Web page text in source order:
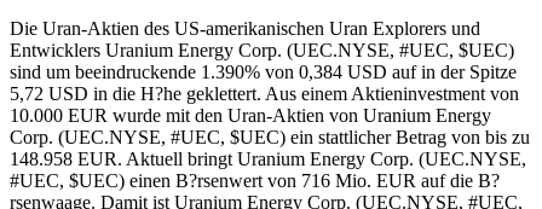
Die Uran-Aktien des US-amerikanischen Uran Explorers und
Entwicklers Uranium Energy Corp. (UEC.NYSE, #UEC, $UEC)
sind um beeindruckende 1.390% von 0,384 USD auf in der Spitze
5,72 USD in die H?he geklettert. Aus einem Aktieninvestment von
10.000 EUR wurde mit den Uran-Aktien von Uranium Energy
Corp. (UEC.NYSE, #UEC, $UEC) ein stattlicher Betrag von bis zu
148.958 EUR. Aktuell bringt Uranium Energy Corp. (UEC.NYSE,
#UEC, $UEC) einen B?rsenwert von 716 Mio. EUR auf die B?
rsenwaage. Damit ist Uranium Energy Corp. (UEC.NYSE, #UEC,